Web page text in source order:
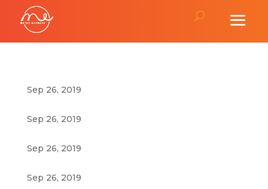
Sep 26, 2019
Sep 26, 2019
Sep 26, 2019
Sep 26, 2019